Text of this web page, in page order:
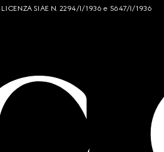
SIAE N. 2294/I/1936 e 5647/I/1936